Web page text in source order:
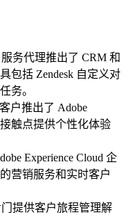
服务代理推出了 CRM 和
包括 Zendesk 自定义对
务。
户推出了 Adob​​e
触点提供个性化体验
Experience Cloud 企
营销服务和实时客户
提供客户旅程管理解